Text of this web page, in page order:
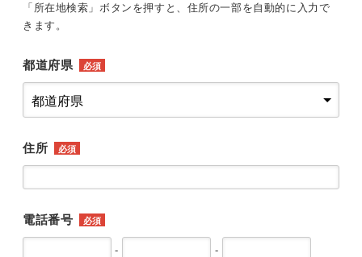
「所在地検索」ボタンを押すと、住所の一部を自動的に入力で
きます。
都道府県 必須
住所 必須
電話番号 必須
-
-